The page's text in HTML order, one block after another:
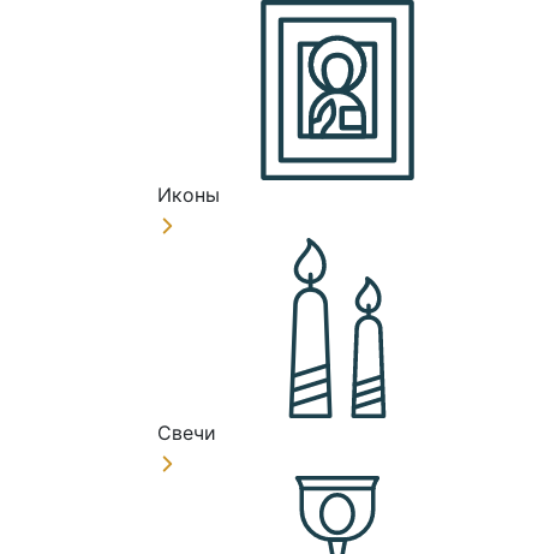
Иконы
Свечи